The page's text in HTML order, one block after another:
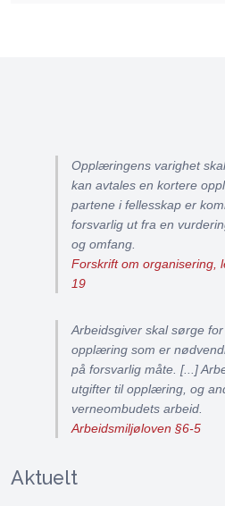
Opplæringens varighet
kan avtales en kortere
partene i fellesskap er
forsvarlig ut fra en
og omfang.
Forskrift om organisering,
19
Arbeidsgiver skal sørge
opplæring som er
på forsvarlig måte. [...]
utgifter til opplæring, og
verneombudets arbeid.
Arbeidsmiljøloven §6-5
Aktuelt